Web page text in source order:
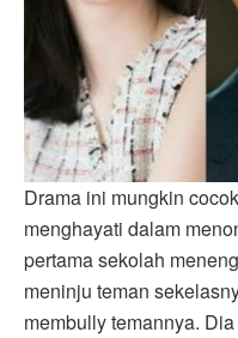
Drama ini mungkin
menghayati dalam
pertama sekolah
meninju teman
membully temannya.